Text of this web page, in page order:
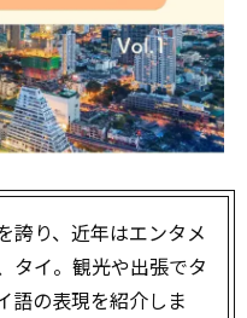
誇り、近年はエンタメ
タイ。観光や出張でタ
語の表現を紹介しま